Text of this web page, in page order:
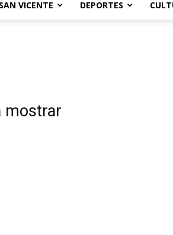
VICENTE DEPORTES
mostrar